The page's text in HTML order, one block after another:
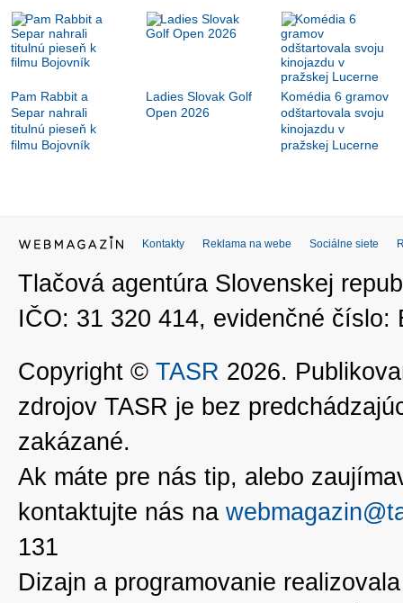
Pam Rabbit a
Separ nahrali
titulnú pieseň k
filmu Bojovník
Ladies Slovak Golf
Open 2026
Komédia 6 gramov
odštartovala svoju
kinojazdu v
pražskej Lucerne
Kontakty Reklama na webe Sociálne siete
Tlačová agentúra Slovenskej
IČO: 31 320 414, evidenčné číslo:
Copyright © TASR 2026.
zdrojov TASR je bez
zakázané.
Ak máte pre nás tip, alebo
kontaktujte nás na
131
Dizajn a programovanie